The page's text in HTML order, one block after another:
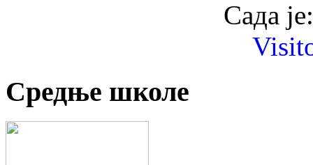
Сада
Средње школе